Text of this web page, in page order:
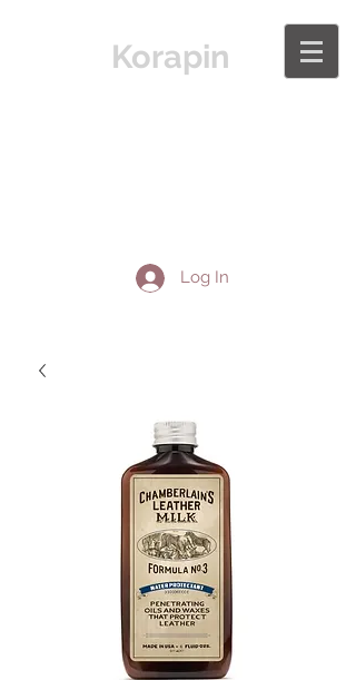
Korapin
Log In